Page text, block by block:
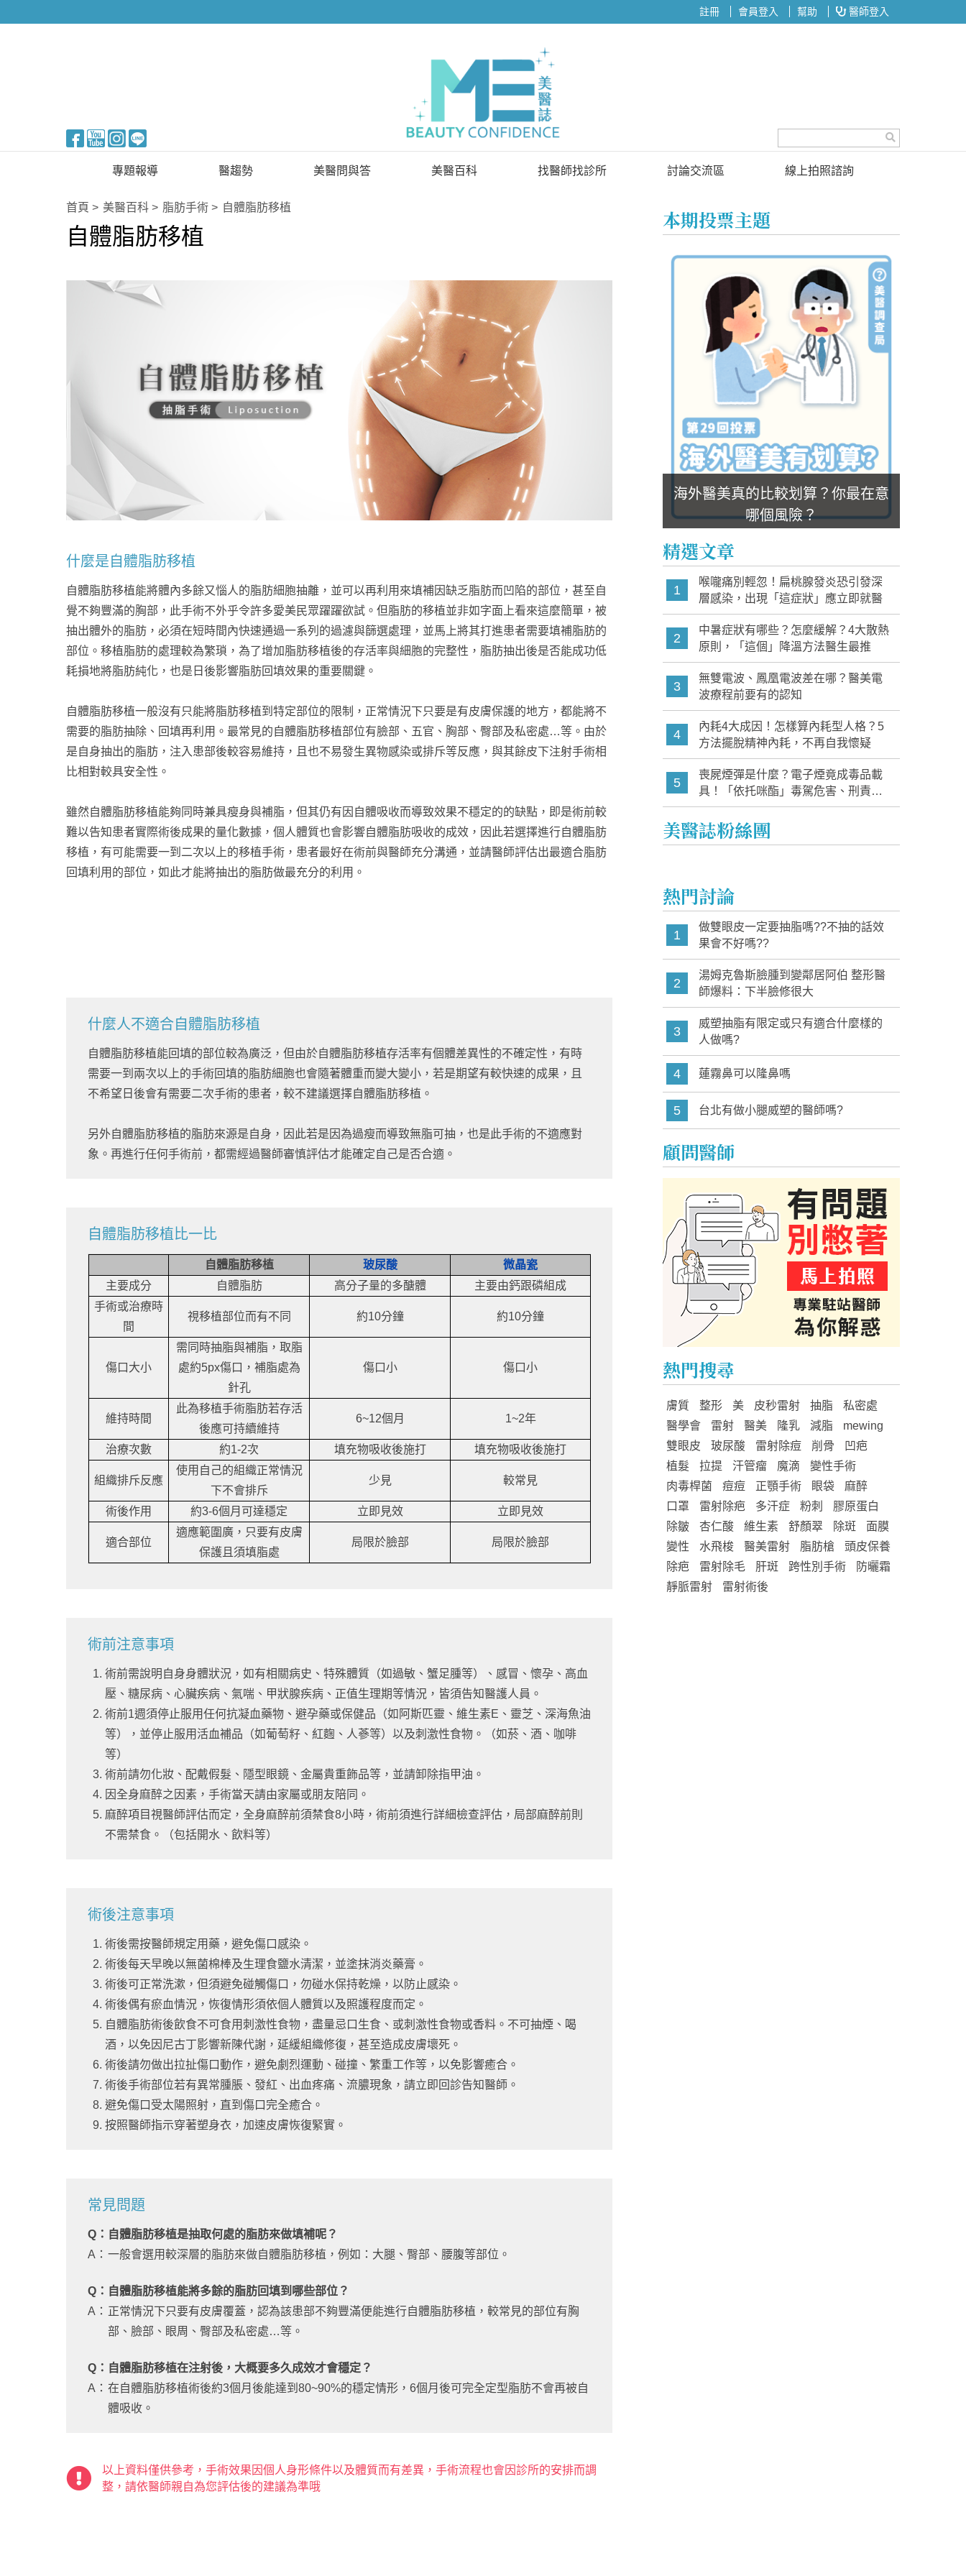
註冊 會員登入 幫助 醫師登入
專題報導
新知快訊
醫美整形
生活知識
名醫問診室
醫趨勢
美醫FUN知識
美醫問與答 美醫百科 找醫師找診所 討論交流區
投票區
線上拍照諮詢
首頁 美醫百科 脂肪手術 自體脂肪移植
自體脂肪移植
什麼是自體脂肪移植
自體脂肪移植能將體內多餘又惱人的脂肪細胞抽離，並可以再利用來填補因缺乏脂肪而凹陷的部位，甚至自
覺不夠豐滿的胸部，此手術不外乎令許多愛美民眾躍躍欲試。但脂肪的移植並非如字面上看來這麼簡單，被
抽出體外的脂肪，必須在短時間內快速通過一系列的過濾與篩選處理，並馬上將其打進患者需要填補脂肪的
部位。移植脂肪的處理較為繁瑣，為了增加脂肪移植後的存活率與細胞的完整性，脂肪抽出後是否能成功低
耗損地將脂肪純化，也是日後影響脂肪回填效果的重要關鍵。
自體脂肪移植一般沒有只能將脂肪移植到特定部位的限制，正常情況下只要是有皮膚保護的地方，都能將不
需要的脂肪抽除、回填再利用。最常見的自體脂肪移植部位有臉部、五官、胸部、臀部及私密處…等。由於
是自身抽出的脂肪，注入患部後較容易維持，且也不易發生異物感染或排斥等反應，與其餘皮下注射手術相
比相對較具安全性。
雖然自體脂肪移植能夠同時兼具瘦身與補脂，但其仍有因自體吸收而導致效果不穩定的的缺點，即是術前較
難以告知患者實際術後成果的量化數據，個人體質也會影響自體脂肪吸收的成效，因此若選擇進行自體脂肪
移植，有可能需要一到二次以上的移植手術，患者最好在術前與醫師充分溝通，並請醫師評估出最適合脂肪
回填利用的部位，如此才能將抽出的脂肪做最充分的利用。
什麼人不適合自體脂肪移植
自體脂肪移植能回填的部位較為廣泛，但由於自體脂肪移植存活率有個體差異性的不確定性，有時
需要一到兩次以上的手術回填的脂肪細胞也會隨著體重而變大變小，若是期望有較快速的成果，且
不希望日後會有需要二次手術的患者，較不建議選擇自體脂肪移植。
另外自體脂肪移植的脂肪來源是自身，因此若是因為過瘦而導致無脂可抽，也是此手術的不適應對
象。再進行任何手術前，都需經過醫師審慎評估才能確定自己是否合適。
自體脂肪移植比一比
自體脂肪移植 玻尿酸
微晶瓷
主要成分
自體脂肪 高分子量的多醣體
主要由鈣跟磷組成
手術或治療時
間
視移植部位而有不同 約10分鐘 約10分鐘
傷口大小
需同時抽脂與補脂，取脂
處約5px傷口，補脂處為
針孔
傷口小 傷口小
維持時間
此為移植手術脂肪若存活
後應可持續維持
6~12個月 1~2年
治療次數 約1-2次 填充物吸收後施打 填充物吸收後施打
組織排斥反應
使用自己的組織正常情況
下不會排斥
少見 較常見
術後作用 約3-6個月可達穩定 立即見效 立即見效
適合部位
適應範圍廣，只要有皮膚
保護且須填脂處
局限於臉部 局限於臉部
術前注意事項
術前需說明自身身體狀況，如有相關病史、特殊體質（如過敏、蟹足腫等）、感冒、懷孕、高血
壓、糖尿病、心臟疾病、氣喘、甲狀腺疾病、正值生理期等情況，皆須告知醫護人員。
術前1週須停止服用任何抗凝血藥物、避孕藥或保健品（如阿斯匹靈、維生素E、靈芝、深海魚油
等），並停止服用活血補品（如葡萄籽、紅麴、人蔘等）以及刺激性食物。（如菸、酒、咖啡
等）
術前請勿化妝、配戴假髮、隱型眼鏡、金屬貴重飾品等，並請卸除指甲油。
因全身麻醉之因素，手術當天請由家屬或朋友陪同。
麻醉項目視醫師評估而定，全身麻醉前須禁食8小時，術前須進行詳細檢查評估，局部麻醉前則
不需禁食。（包括開水、飲料等）
術後注意事項
術後需按醫師規定用藥，避免傷口感染。
術後每天早晚以無菌棉棒及生理食鹽水清潔，並塗抹消炎藥膏。
術後可正常洗漱，但須避免碰觸傷口，勿碰水保持乾燥，以防止感染。
術後偶有瘀血情況，恢復情形須依個人體質以及照護程度而定。
自體脂肪術後飲食不可食用刺激性食物，盡量忌口生食、或刺激性食物或香料。不可抽煙、喝
酒，以免因尼古丁影響新陳代謝，延緩組織修復，甚至造成皮膚壞死。
術後請勿做出拉扯傷口動作，避免劇烈運動、碰撞、繁重工作等，以免影響癒合。
術後手術部位若有異常腫脹、發紅、出血疼痛、流膿現象，請立即回診告知醫師。
避免傷口受太陽照射，直到傷口完全癒合。
按照醫師指示穿著塑身衣，加速皮膚恢復緊實。
常見問題
Q： 自體脂肪移植是抽取何處的脂肪來做填補呢？
A： 一般會選用較深層的脂肪來做自體脂肪移植，例如：大腿、臀部、腰腹等部位。
Q： 自體脂肪移植能將多餘的脂肪回填到哪些部位？
A： 正常情況下只要有皮膚覆蓋，認為該患部不夠豐滿便能進行自體脂肪移植，較常見的部位有胸
部、臉部、眼周、臀部及私密處…等。
Q： 自體脂肪移植在注射後，大概要多久成效才會穩定？
A： 在自體脂肪移植術後約3個月後能達到80~90%的穩定情形，6個月後可完全定型脂肪不會再被自
體吸收。
以上資料僅供參考，手術效果因個人身形條件以及體質而有差異，手術流程也會因診所的安排而調
整，請依醫師親自為您評估後的建議為準哦
本期投票主題
海外醫美真的比較划算？你最在意
哪個風險？
精選文章
1
喉嚨痛別輕忽！扁桃腺發炎恐引發深
層感染，出現「這症狀」應立即就醫
2
中暑症狀有哪些？怎麼緩解？4大散熱
原則，「這個」降溫方法醫生最推
3
無雙電波、鳳凰電波差在哪？醫美電
波療程前要有的認知
4
內耗4大成因！怎樣算內耗型人格？5
方法擺脫精神內耗，不再自我懷疑
5
喪屍煙彈是什麼？電子煙竟成毒品載
具！「依托咪酯」毒駕危害、刑責與
家長必知警訊
美醫誌粉絲團
熱門討論
1
做雙眼皮一定要抽脂嗎??不抽的話效
果會不好嗎??
2
湯姆克魯斯臉腫到變鄰居阿伯 整形醫
師爆料：下半臉修很大
3
威塑抽脂有限定或只有適合什麼樣的
人做嗎?
4 蓮霧鼻可以隆鼻嗎
5 台北有做小腿威塑的醫師嗎?
顧問醫師
熱門搜尋
膚質 整形 美 皮秒雷射 抽脂
私密處
醫學會
雷射 醫美 隆乳 減脂
mewing
雙眼皮
玻尿酸 雷射除痘 削骨
凹疤
植髮
拉提 汗管瘤 魔滴
變性手術
肉毒桿菌
痘痘 正顎手術 眼袋
麻醉
口罩
雷射除疤 多汗症 粉刺
膠原蛋白
除皺
杏仁酸 維生素 舒顏翠 除斑
面膜
變性
水飛梭 醫美雷射 脂肪槍
頭皮保養
除疤
雷射除毛 肝斑 跨性別手術
防曬霜
靜脈雷射
雷射術後